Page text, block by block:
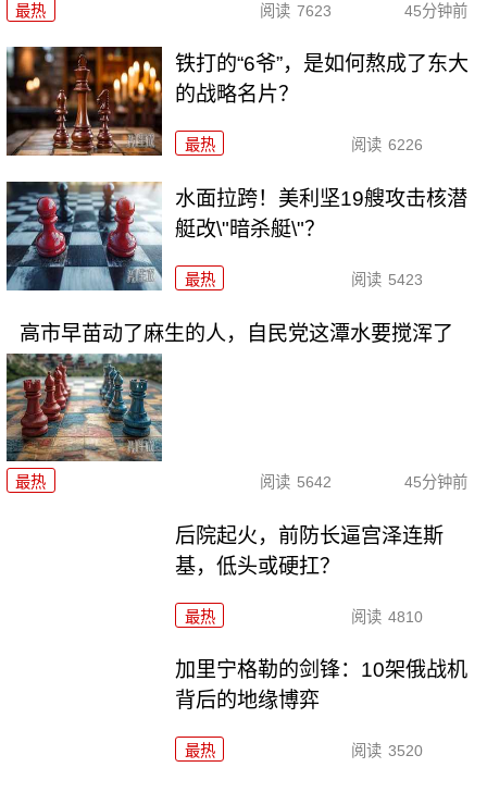
最热 阅读 7623 45分钟前
铁打的“6爷”，是如何熬成了东大
的战略名片？
最热 阅读 6226
水面拉跨！美利坚19艘攻击核潜
艇改\"暗杀艇\"？
最热 阅读 5423
高市早苗动了麻生的人，自民党这潭水要搅浑了
最热 阅读 5642 45分钟前
后院起火，前防长逼宫泽连斯
基，低头或硬扛？
最热 阅读 4810
加里宁格勒的剑锋：10架俄战机
背后的地缘博弈
最热 阅读 3520